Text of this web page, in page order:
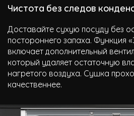
Чистота без следов
Доставайте сухую посуду без
постороннего запаха. Функция
включает дополнительный
который удаляет остаточную
нагретого воздуха. Сушка
качественнее.